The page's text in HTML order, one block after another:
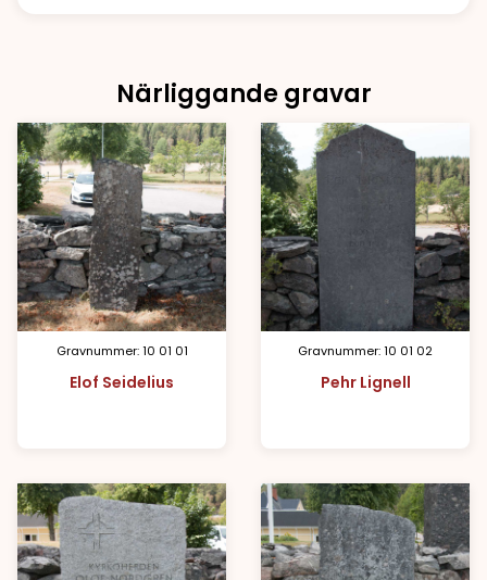
Närliggande gravar
Gravnummer: 10 01 01
Elof Seidelius
Gravnummer: 10 01 02
Pehr Lignell